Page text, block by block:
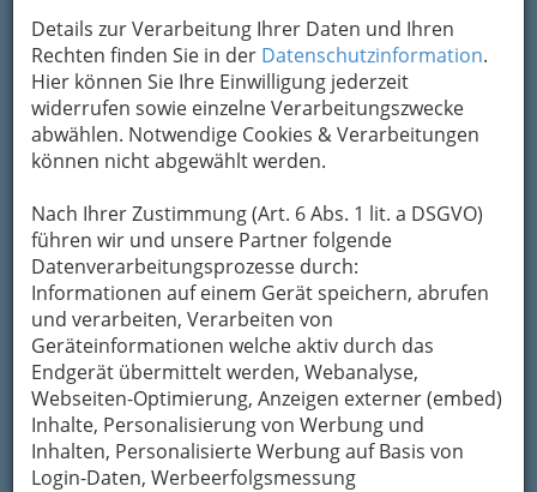
Details zur Verarbeitung Ihrer Daten und Ihren
Rechten finden Sie in der Datenschutzinformation.
Hier können Sie Ihre Einwilligung jederzeit
widerrufen sowie einzelne Verarbeitungszwecke
abwählen. Notwendige Cookies & Verarbeitungen
können nicht abgewählt werden.
Nach Ihrer Zustimmung (Art. 6 Abs. 1 lit. a DSGVO)
führen wir und unsere Partner folgende
Datenverarbeitungsprozesse durch:
Informationen auf einem Gerät speichern, abrufen
und verarbeiten, Verarbeiten von
Geräteinformationen welche aktiv durch das
Endgerät übermittelt werden, Webanalyse,
Webseiten-Optimierung, Anzeigen externer (embed)
Inhalte, Personalisierung von Werbung und
Inhalten, Personalisierte Werbung auf Basis von
Login-Daten, Werbeerfolgsmessung
Kontaktaufnahme
Um die Info-Graz Firmenvor Spam-Mails zu
bewahren, verwenden wir an dieser Stelle zur
Übermittlung Ihrer Nachricht ein sicheres
Formular. Ihre Nachricht wird nach dem
Absenden umgehend per Mail an das
weitergeleitet.
Mein Name
Meine Email Adresse
Mein Betreff